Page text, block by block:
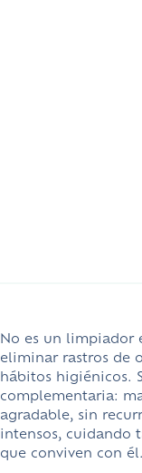
No es un limpiador
eliminar rastros de
hábitos higiénicos.
complementaria:
agradable, sin
intensos, cuidando
que conviven con él.